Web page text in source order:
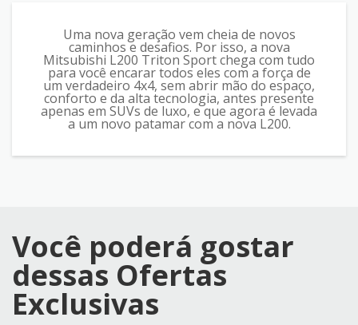
Uma nova geração vem cheia de novos
caminhos e desafios. Por isso, a nova
Mitsubishi L200 Triton Sport chega com tudo
para você encarar todos eles com a força de
um verdadeiro 4x4, sem abrir mão do espaço,
conforto e da alta tecnologia, antes presente
apenas em SUVs de luxo, e que agora é levada
a um novo patamar com a nova L200.
Você poderá gostar
dessas Ofertas
Exclusivas